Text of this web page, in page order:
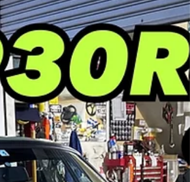
い(^^) 製作された台数はかなり少なく情報があま
り無い中で、どこからその情報を⁈というような
事が満載です�...